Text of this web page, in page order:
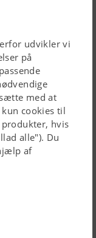
udvikler vi
på
med at
cookies til
hvis
alle"). Du
af